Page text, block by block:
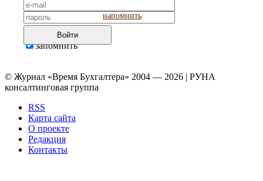
напомнить
Войти
запомнить
© Журнал «Время Бухгалтера» 2004 — 2026 | РУНА
консалтинговая группа
RSS
Карта сайта
О проекте
Редакция
Контакты